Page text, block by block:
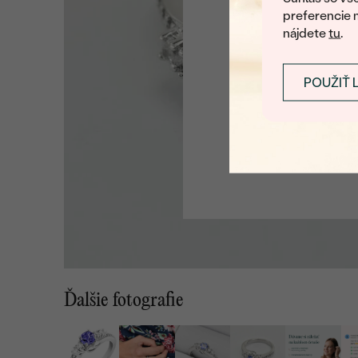
preferencie
nájdetetu.
POUŽIŤ
Ďalšie fotografie